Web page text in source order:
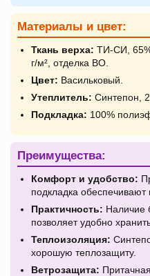
Материалы и цвет:
Ткань верха: ТИ-СИ,
г/м², отделка ВО.
Цвет: Васильковый.
Утеплитель: Синтепон,
Подкладка: 100%
Преимущества:
Комфорт и удобство:
подкладка
Практичность: Наличие
позволяет удобно
Теплоизоляция:
хорошую теплозащиту.
Ветрозащита: